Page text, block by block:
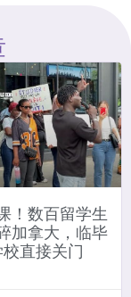
！数百留学生
加拿大，临毕
直接关门